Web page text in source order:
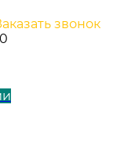
звонок